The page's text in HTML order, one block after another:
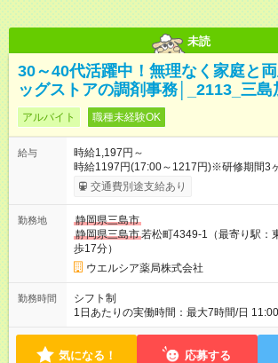
未読
30～40代活躍中！無理なく家庭と
ッグストアの調剤事務│_2113_三島
アルバイト 職種未経験OK
給与
時給1,197円～
時給1197円(17:00～1217円)※研修期間3
よる更新判定あり 社内試験合格後、時給
り （大学生は＋20円） 試用期間あり：入社日から3ヶ月間／本
間の長さ：3ヶ月 雇用形態、給与は本採用
交通費別途支給あり
勤務地
静岡県三島市
静岡県三島市若松町4349-1（最寄り駅：
歩17分）
ウエルシア薬局株式会社
勤務時間
シフト制
1日あたりの実働時間：最大7時間/日
時間の勤務 ☆週4～5日の勤務 ※勤務曜日
気になる！ 応募する